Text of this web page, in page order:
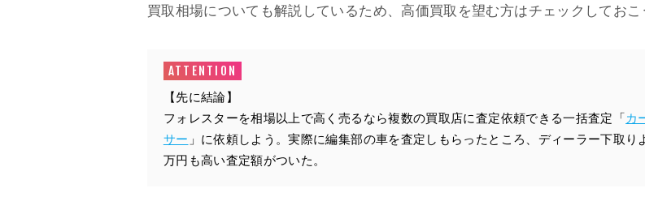
買取相場についても解説しているため、高価買取を望む方はチェックしておこ
【先に結論】
フォレスターを相場以上で高く売るなら複数の買取店に査定依頼できる一括査定「カ
サー 」に依頼しよう。実際に編集部の車を査定しもらったところ、ディーラー下取り
万円も高い査定額がついた。